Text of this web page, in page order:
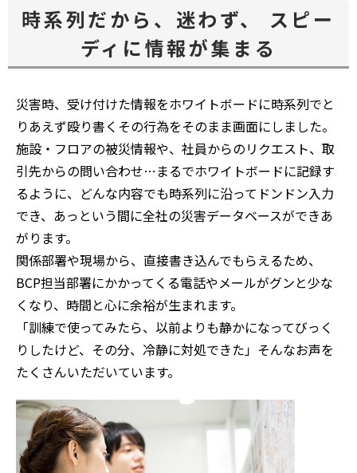
開
く
ド
ウ
で
く
時系列だから、迷わず、 スピー
ディに情報が集まる
災害時、受け付けた情報をホワイトボードに時系列でと
りあえず殴り書く――その行為をそのまま画面にしました。
施設・フロアの被災情報や、社員からのリクエスト、取
引先からの問い合わせ…まるでホワイトボードに記録す
るように、どんな内容でも時系列に沿ってドンドン入力
でき、あっという間に全社の災害データベースができあ
がります。
関係部署や現場から、直接書き込んでもらえるため、
BCP担当部署にかかってくる電話やメールがグンと少な
くなり、時間と心に余裕が生まれます。
「訓練で使ってみたら、以前よりも静かになってびっく
りしたけど、その分、冷静に対処できた」そんなお声を
たくさんいただいています。